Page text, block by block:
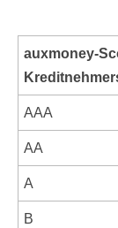
auxmoney-
AAA
AA
A
B